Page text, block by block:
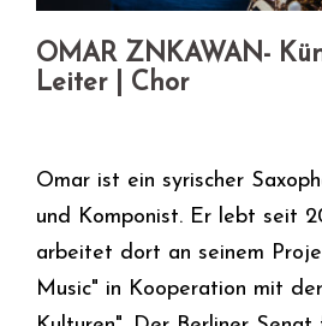
OMAR ZNKAWAN-
Leiter | Chor
Omar ist ein syrischer
und Komponist. Er lebt seit
arbeitet dort an seinem
Music" in Kooperation mit